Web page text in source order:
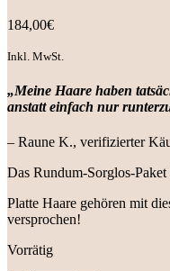
184,00€
Inkl. MwSt.
„Meine Haare haben
anstatt einfach nur
– Raune K., verifizierter
Das Rundum-Sorglos-
Platte Haare gehören mit
versprochen!
Vorrätig